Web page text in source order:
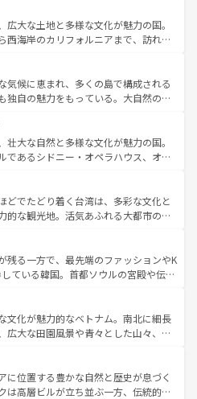
ほしい。
る町や、スイスならではのユニークな
プス観光だけでなく町歩きも満喫する
の所得が高いため物価も高いが、旅行
を楽しむこともできる。 なお、新
ンテンツ一覧 を参照してほしい。
広大な土地と多様な文化が魅力の国。
西海岸のカリフォルニアまで、訪れる
、観光、ショッピング、エンターテイ
刺激的なスポットだ。一方、アメリカ
がり、グランドキャニオンやイエロー
ズでは、音楽と美食が融合した独特の
はアメリカの各地域で異なる魅力を楽
様性と豊かな歴史を感じることができ
。 なお、新着のアメリカ
覧を参照してほしい。
気候に恵まれ、多くの島で構成される
独自の魅力をもっている。大自然の神
。また、定番の観光地といえばオアフ
を求めるならマウイ島やカウアイ島が
ドグリーンに輝く海をはじめ、豊かな
で訪れる人々を迎えてくれるハワイの
カルフードやハワイアンミュージッ
ンスなど、すべてがハワイの魅力を彩
お、新着のハワイ情報
参照してほしい。
壮大な自然と多様な文化が魅力の国。
であるシドニー・オペラハウス、オー
央部にそびえるウルル（エアーズロッ
美しい原生林やケアンズの熱帯雨林な
さん。また、カフェやワイン、オージ
ィも充実しており、サーフィンやダイ
など、アウトドア好きにはたまらな
の多彩な魅力を存分に味わいつくそ
どでたどり着く台湾は、多彩な文化と
的な観光地。活気あふれる大都市の台
地帯である台湾東部など、都市の喧騒
存しており、訪れる人に新しい発見と
れる。また、奥深い台湾の食文化も魅
スイーツなど、バラエティ豊かな料理
る。 なお、新着の台湾情報は コンテンツ一覧を参
残る一方で、最先端のファッションやK
ている韓国。首都ソウルの宮殿や伝統
せば四季折々の自然美を楽しむことが
ムチや焼肉、絶品のストリートフード
国料理が待っている。夜には、韓国な
ら、韓国の多彩な魅力を心ゆくまで味
わってみてほしい。 なお、新着の韓国情報はコンテンツ一
。
文化が魅力的なベトナム。南北に細長
広大な田園風景や青々とした山々、世
統が息づく。ハノイの古い町並みやホ
ス統治時代の建物も、独特の雰囲気を
た、バラエティの豊かさとおいしさで
に位置する豊かな自然と歴史が息づく
は高層ビルが立ち並ぶ一方、伝統的な